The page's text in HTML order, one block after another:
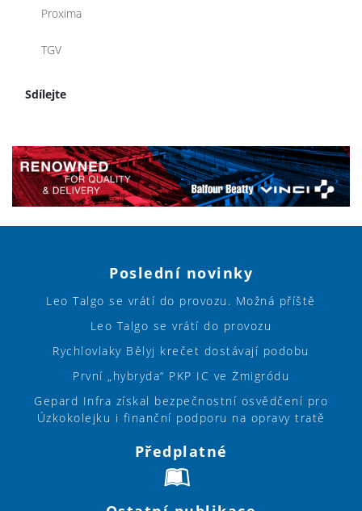
Proxima
TGV
Sdílejte
Poslední novinky
Leo Talgo se vrátí do provozu. Možná příště
Leo Talgo se vrátí do provozu
Rychlovlaky Bělyj krečet dostávají podobu
První „hybryda“ PKP IC ve Żmigródu
Gepard Infra získal bezpečnostní osvědčení pro
Úzkokolejku i finanční podporu na opravy tratě
Předplatné